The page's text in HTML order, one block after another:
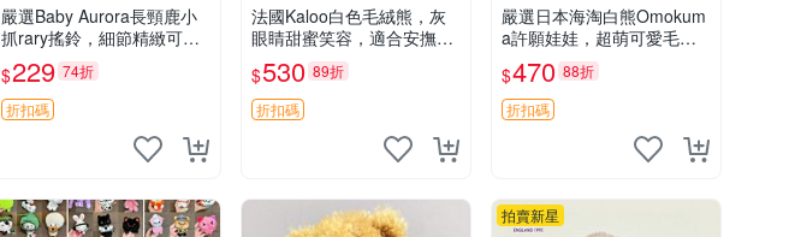
嚴選Baby Aurora長頸鹿小
抓rary搖鈴，細節精緻可聆
聽清脆鈴音 軟萌可愛 定制
紀念 金屬搖鈴 新手媽咪推
薦 長頸鹿 抓rary 搖鈴
$229 74折
折扣碼
法國Kaloo白色毛絨熊，灰
眼睛甜蜜笑容，適合安撫逗
趣可愛，柔軟面料手感佳。
14 白色安撫熊 毛絨玩具 寶
寶逗樂具
$530 89折
折扣碼
嚴選日本海淘白熊Omokum
a許願娃娃，超萌可愛毛絨
公仔推薦收藏 白熊 Omoku
ma 毛絨玩具 偽裝娃娃 玩具
擺飾
$470 88折
折扣碼
拍賣新星